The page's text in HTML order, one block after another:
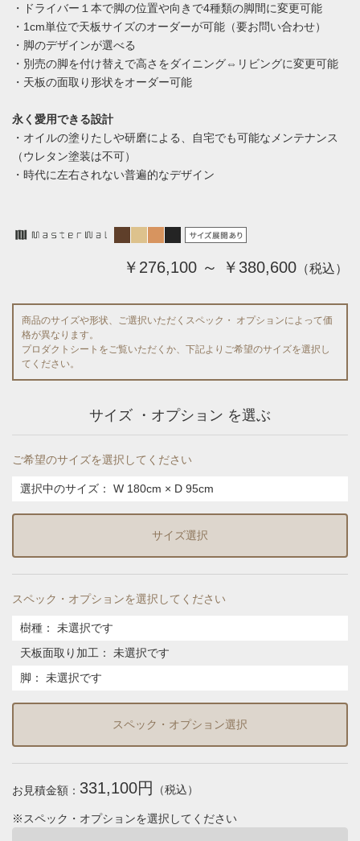
・ドライバー１本で脚の位置や向きで4種類の脚間に変更可能
・1cm単位で天板サイズのオーダーが可能（要お問い合わせ）
・脚のデザインが選べる
・別売の脚を付け替えで高さをダイニング⇔リビングに変更可能
・天板の面取り形状をオーダー可能
永く愛用できる設計
・オイルの塗りたしや研磨による、自宅でも可能なメンテナンス
（ウレタン塗装は不可）
・時代に左右されない普遍的なデザイン
￥276,100 ～ ￥380,600 （税込）
商品のサイズや形状、ご選択いただくスペック・ オプションによって価
格が異なります。
プロダクトシートをご覧いただくか、下記よりご希望のサイズを選択し
てください。
サイズ ・オプション を選ぶ
ご希望のサイズを選択してください
選択中のサイズ： W 180cm × D 95cm
サイズ選択
スペック・オプションを選択してください
樹種 ：
未選択です
天板面取り加工 ：
未選択です
脚 ： 未選択です
スペック・オプション選択
お見積金額： 331,100円 （税込）
※スペック・オプションを選択してください